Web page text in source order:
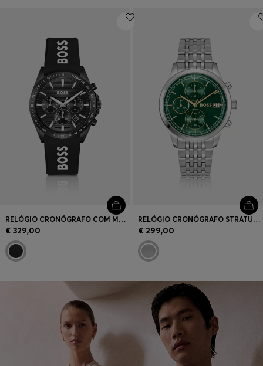
RELÓGIO CRONÓGRAFO COM MOSTRADOR PRETO E BRACELETE DE SILICONE COM LOGÓTIPO
€ 329,00
RELÓGIO CRONÓGRAFO STRATUS COM MOSTRADOR VERDE E BRACELETE DE ELOS
€ 299,00